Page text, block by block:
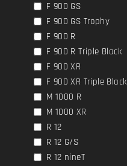
F 900 GS
F 900 GS Trophy
F 900 R
F 900 R Triple Black
F 900 XR
F 900 XR Triple Black
M 1000 R
M 1000 XR
R 12
R 12 G/S
R 12 nineT